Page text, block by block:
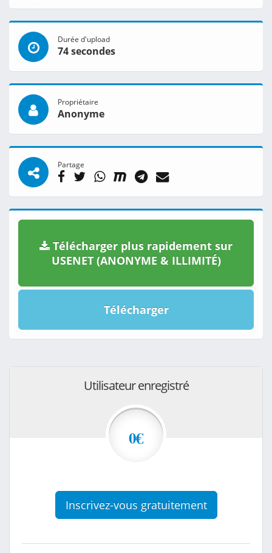
Durée d'upload
74 secondes
Propriétaire
Anonyme
Partage
Télécharger plus rapidement sur
USENET (ANONYME & ILLIMITÉ)
Télécharger
Utilisateur enregistré
0€
Inscrivez-vous gratuitement